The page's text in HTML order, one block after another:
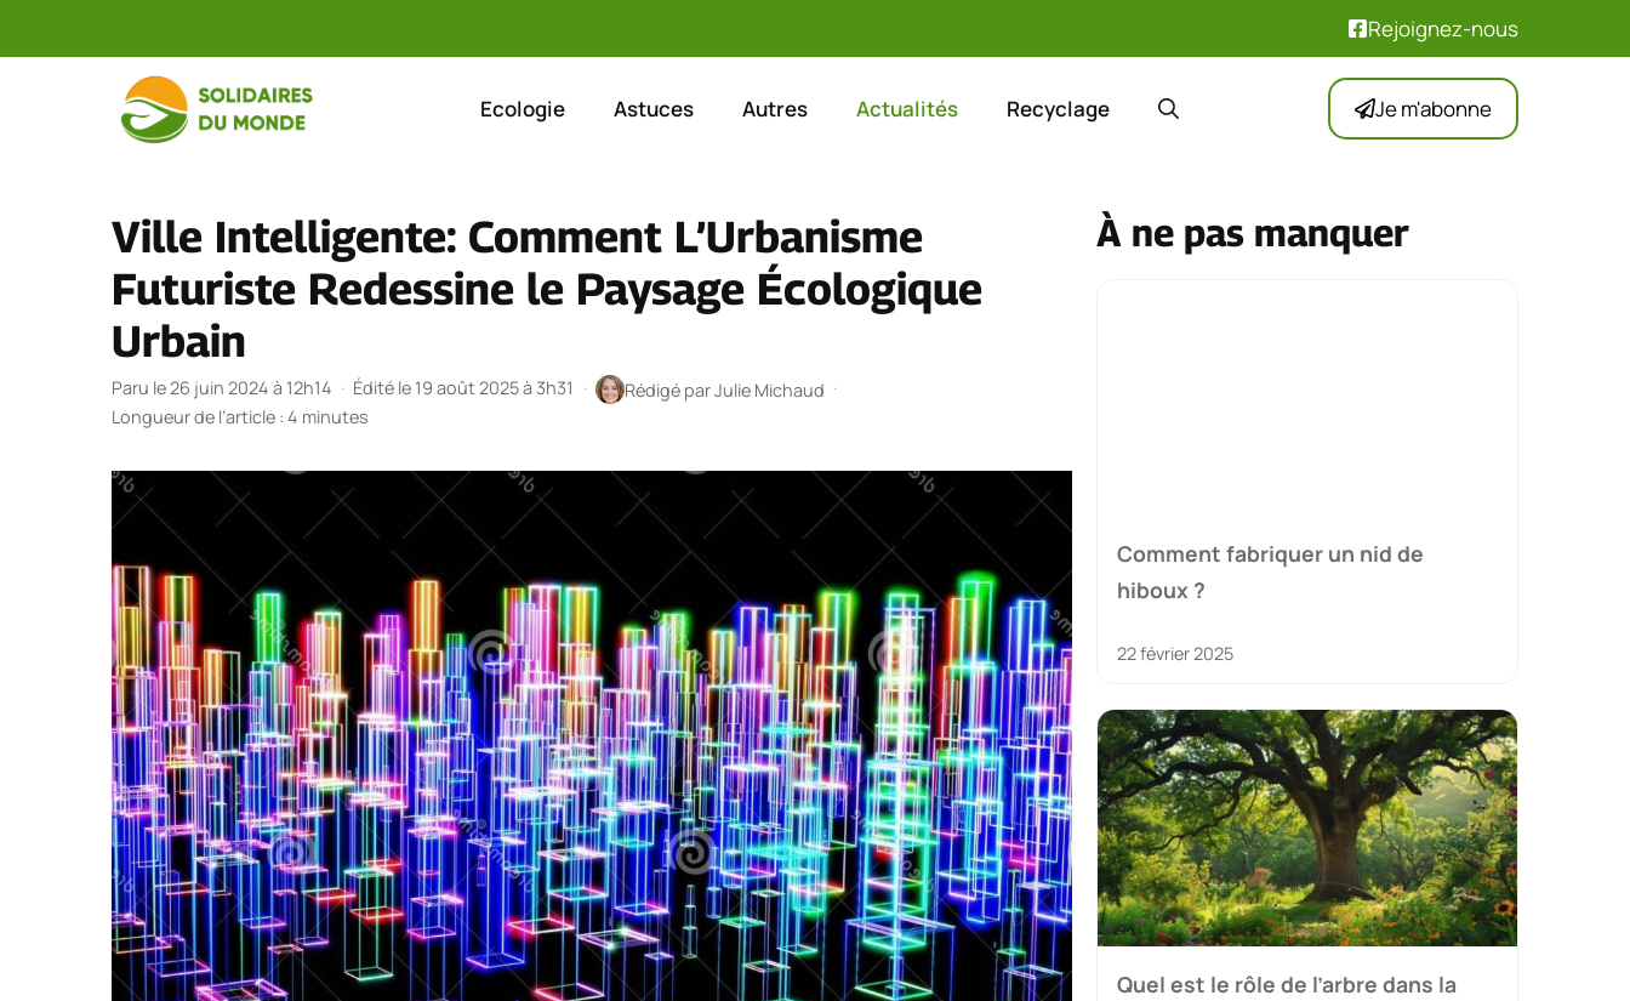
Rejoignez-nous
Ecologie Astuces Autres Actualités Recyclage Je m'abonne
Ville Intelligente: Comment L’Urbanisme
Futuriste Redessine le Paysage Écologique
Urbain
Paru le 26 juin 2024 à 12h14 · Édité le 19 août 2025 à 3h31 · Rédigé parJulie Michaud ·
Longueur de l’article : 4 minutes
À ne pas manquer
Comment fabriquer un nid de
hiboux ?
22 février 2025
Quel est le rôle de l’arbre dans la